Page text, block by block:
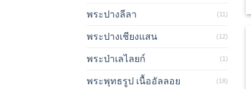
พระปางลีลา (11)
พระปางเชียงแสน (12)
พระป่าเลไลยก์ (1)
พระพุทธรูป เนื้ออัลลอย (18)